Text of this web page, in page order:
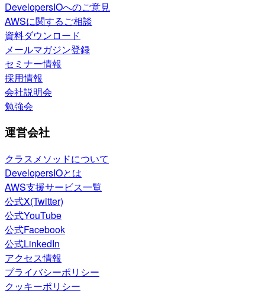
DevelopersIOへのご意見
AWSに関するご相談
資料ダウンロード
メールマガジン登録
セミナー情報
採用情報
会社説明会
勉強会
運営会社
クラスメソッドについて
DevelopersIOとは
AWS支援サービス一覧
公式X(Twitter)
公式YouTube
公式Facebook
公式LinkedIn
アクセス情報
プライバシーポリシー
クッキーポリシー